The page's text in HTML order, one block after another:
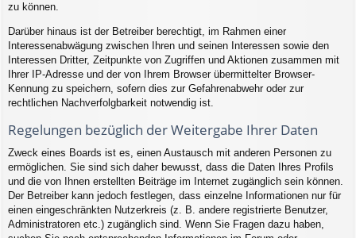
zu können.
Darüber hinaus ist der Betreiber berechtigt, im Rahmen einer
Interessenabwägung zwischen Ihren und seinen Interessen sowie den
Interessen Dritter, Zeitpunkte von Zugriffen und Aktionen zusammen mit
Ihrer IP-Adresse und der von Ihrem Browser übermittelter Browser-
Kennung zu speichern, sofern dies zur Gefahrenabwehr oder zur
rechtlichen Nachverfolgbarkeit notwendig ist.
Regelungen bezüglich der Weitergabe Ihrer Daten
Zweck eines Boards ist es, einen Austausch mit anderen Personen zu
ermöglichen. Sie sind sich daher bewusst, dass die Daten Ihres Profils
und die von Ihnen erstellten Beiträge im Internet zugänglich sein können.
Der Betreiber kann jedoch festlegen, dass einzelne Informationen nur für
einen eingeschränkten Nutzerkreis (z. B. andere registrierte Benutzer,
Administratoren etc.) zugänglich sind. Wenn Sie Fragen dazu haben,